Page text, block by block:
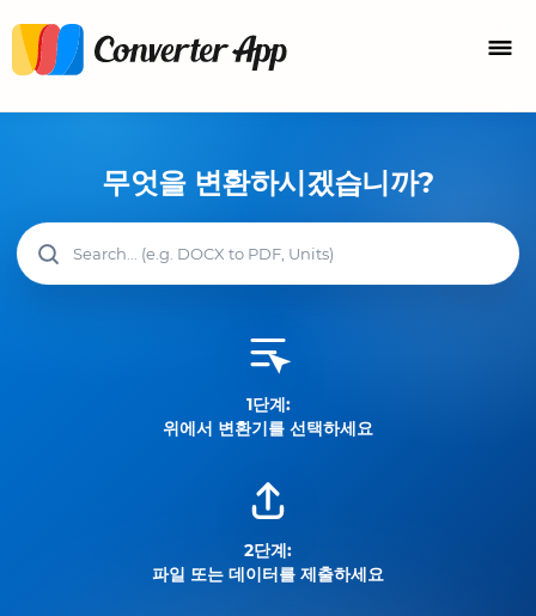
무엇을 변환하시겠습니까?
1단계:
위에서 변환기를 선택하세요
2단계:
파일 또는 데이터를 제출하세요